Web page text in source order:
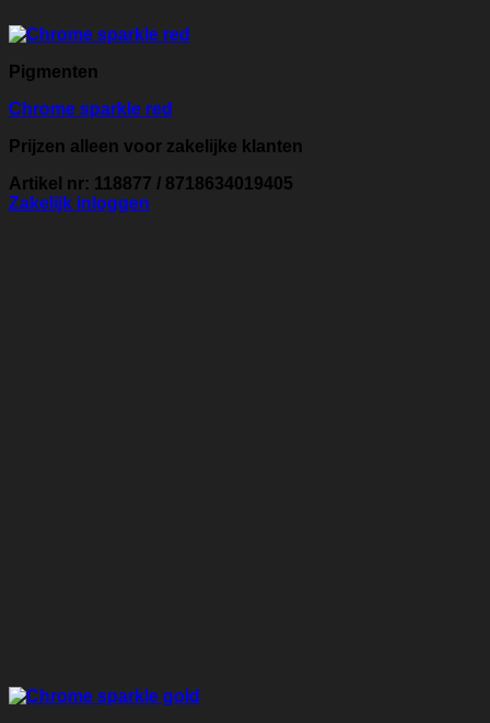
Pigmenten
Chrome sparkle red
Prijzen alleen voor zakelijke klanten
Artikel nr: 118877 / 8718634019405
Zakelijk inloggen